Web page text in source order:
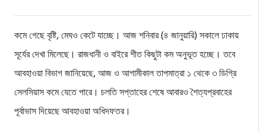
কমে গেছে বৃষ্টি, মেঘও কেটে যাচ্ছে। আজ শনিবার (৪ জানুয়ারি) সকালে ঢাকায়
সূর্যের দেখা মিলেছে। রাজধানী ও বাইরে শীত কিছুটা কম অনুভূত হচ্ছে। তবে
আবহাওয়া বিভাগ জানিয়েছে, আজ ও আগামীকাল তাপমাত্রা ১ থেকে ৩ ডিগ্রি
সেলসিয়াস কমে যেতে পারে। চলতি সপ্তাহের শেষে আবারও শৈত্যপ্রবাহের
পূর্বাভাস দিয়েছে আবহাওয়া অধিদফতর।